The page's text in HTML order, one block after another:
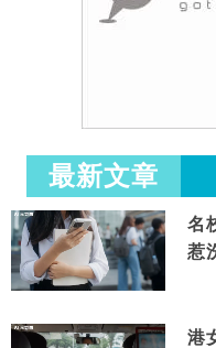
最新文章
名
惹
港